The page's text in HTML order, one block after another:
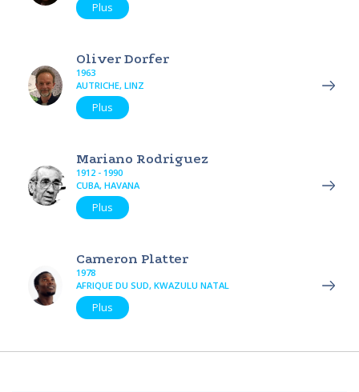
Plus
Oliver Dorfer
1963
AUTRICHE, LINZ
Plus
Mariano Rodriguez
1912 - 1990
CUBA, HAVANA
Plus
Cameron Platter
1978
AFRIQUE DU SUD, KWAZULU NATAL
Plus